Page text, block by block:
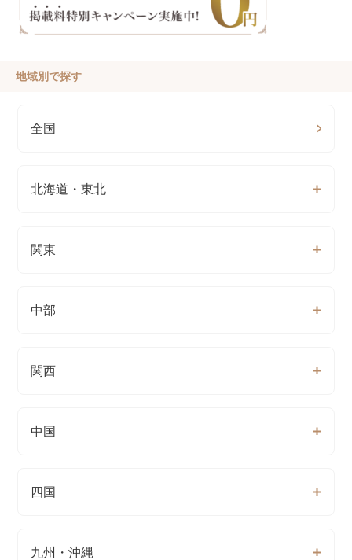
地域別で探す
全国
北海道・東北
関東
中部
関西
中国
四国
九州・沖縄